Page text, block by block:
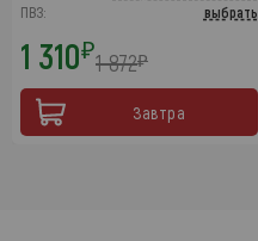
ПВЗ:
выбрать
1 310₽1 872₽
Завтра